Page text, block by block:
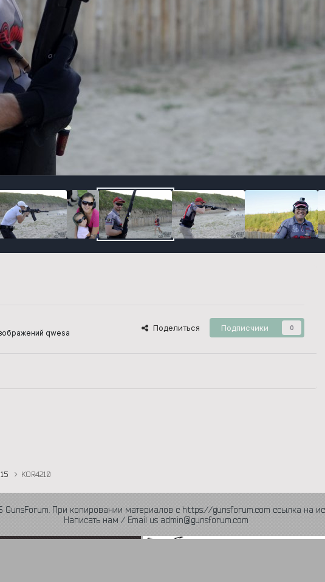
qwesa
Поделиться Подписчики 0
KOR4210
При копировании материалов с https://gunsforum.com ссылка на
Написать нам / Email us admin@gunsforum.com